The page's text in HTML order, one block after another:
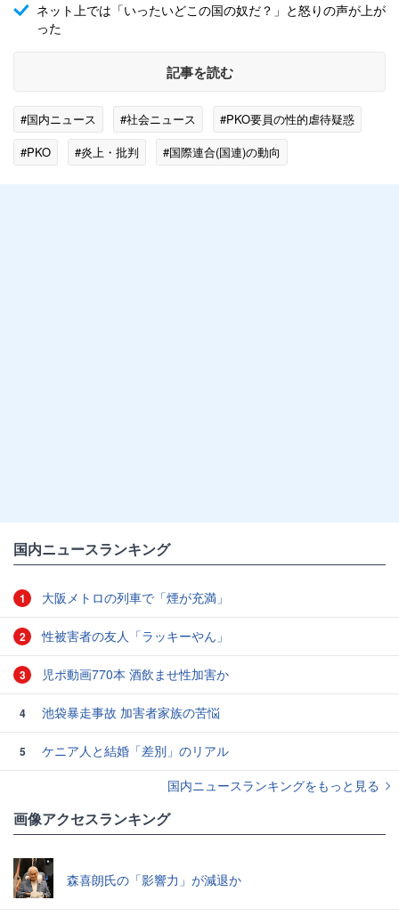
ネット上では「いったいどこの国の奴だ？」と怒りの声が上が
った
記事を読む
#国内ニュース #社会ニュース
#PKO要員の性的虐待疑惑
#PKO
#炎上・批判 #国際連合(国連)の動向
国内ニュースランキング
1 大阪メトロの列車で「煙が充満」
2 性被害者の友人「ラッキーやん」
3 児ポ動画770本 酒飲ませ性加害か
4 池袋暴走事故 加害者家族の苦悩
5
ケニア人と結婚「差別」のリアル
国内ニュースランキングをもっと見る
画像アクセスランキング
森喜朗氏の「影響力」が減退か